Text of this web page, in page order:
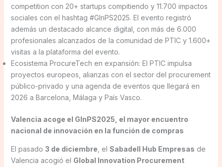
competition con 20+ startups compitiendo y 11.700 impactos
sociales con el hashtag #GInPS2025. El evento registró
además un destacado alcance digital, con más de 6.000
profesionales alcanzados de la comunidad de PTIC y 1.600+
visitas a la plataforma del evento.
Ecosistema ProcureTech en expansión: El PTIC impulsa
proyectos europeos, alianzas con el sector del procurement
público-privado y una agenda de eventos que llegará en
2026 a Barcelona, Málaga y País Vasco.
Valencia acoge el GInPS2025, el mayor encuentro
nacional de innovación en la función de compras
El pasado 3 de diciembre , el Sabadell Hub Empresas de
Valencia acogió el Global Innovation Procurement